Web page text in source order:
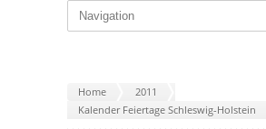
Home
2011
Kalender Feiertage Schleswig-Holstein